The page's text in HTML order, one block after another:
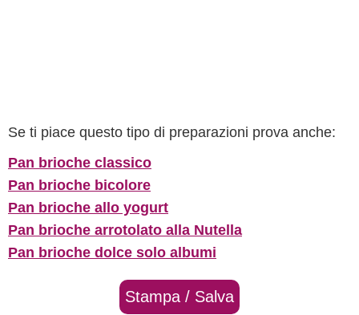
Se ti piace questo tipo di preparazioni prova anche:
Pan brioche classico
Pan brioche bicolore
Pan brioche allo yogurt
Pan brioche arrotolato alla Nutella
Pan brioche dolce solo albumi
Stampa / Salva